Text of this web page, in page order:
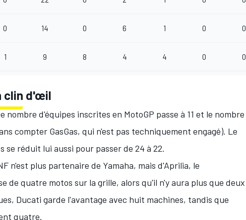
0 14 0 6 1 0 0
1 9 8 4 4 0 0
clin d'œil
nombre d'équipes inscrites en MotoGP passe à 11 et le nombre
compter GasGas, qui n'est pas techniquement engagé). Le
réduit lui aussi pour passer de 24 à 22.
n'est plus partenaire de Yamaha, mais d'Aprilia, le
de quatre motos sur la grille, alors qu'il n'y aura plus que deux
Ducati garde l'avantage avec huit machines, tandis que
quatre.